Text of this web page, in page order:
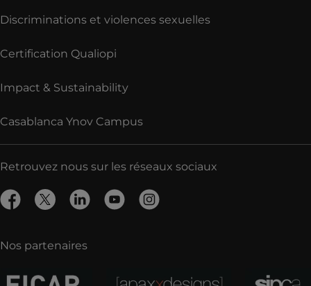
Discriminations et violences sexuelles
Certification Qualiopi
Impact & Sustainability
Casablanca Ynov Campus
Retrouvez nous sur les réseaux sociaux
Nos partenaires